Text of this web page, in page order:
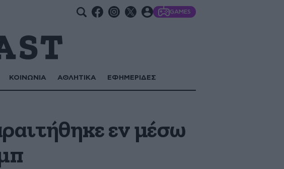
GAMES
ΚΟΙΝΩΝΙΑ ΑΘΛΗΤΙΚΑ ΕΦΗΜΕΡΙΔΕΣ
εν μέσω